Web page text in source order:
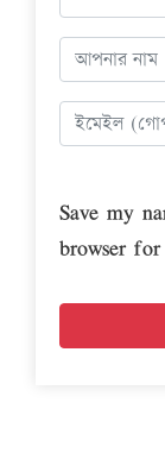
Save my
browser